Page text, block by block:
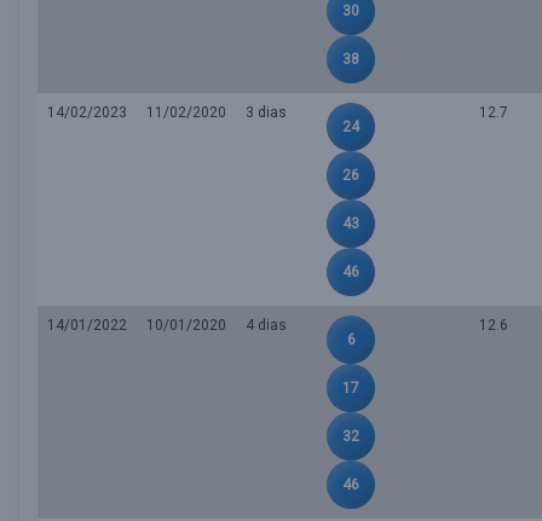
30
38
14/02/2023 11/02/2020
3 dias
24
26
43
46
12.7
14/01/2022 10/01/2020
4 dias
6
17
32
46
12.6